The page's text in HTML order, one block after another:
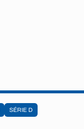
SÉRIE D